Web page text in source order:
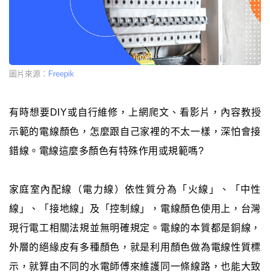
圖片來源： Freepik
有時想要DIY或自行維修，上網爬文、看影片，內容教授
示範的電線顏色，怎麼跟自己家裡的不太一樣，深怕會接
錯線。電線這麼多顏色有特殊作用或規範嗎?
家庭室內配線（電力線）依性質分為「火線」、「中性
線」、「接地線」及「控制線」，電線顏色使用上，台灣
現行電工相關法規並無明確規定。電線的本質都是銅線，
外層的絕緣皮有多種顏色，就是利用顏色做為電線性質標
示，就算由不同的水電師傅來維護同一條線路，也能大致